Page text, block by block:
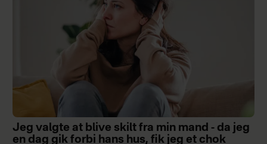
Jeg valgte at blive skilt fra min mand - da jeg
en dag gik forbi hans hus, fik jeg et chok